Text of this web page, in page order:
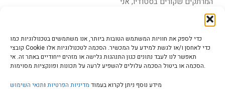
כדי לספק את חוויות המשתמש הטובות ביותר, אנו משתמשים בטכנולוגיות כמו
קובצי Cookie כדי לאחסן ו/או לגשת למידע על המכשיר. הסכמה לטכנולוגיות אלו
תאפשר לנו לעבד נתונים כגון התנהגות גלישה או מזהים ייחודיים באתר זה. אי
הסכמה או ביטול הסכמה עלולים להשפיע לרעה על תכונות ופונקציות מסוימות.
מידע נוסף ניתן לקרוא בעמוד מדיניות הפרטיות ותנאי השימוש
מציגה בפניכם היום את פירותיה
הצהרת נגישות | Accessibility